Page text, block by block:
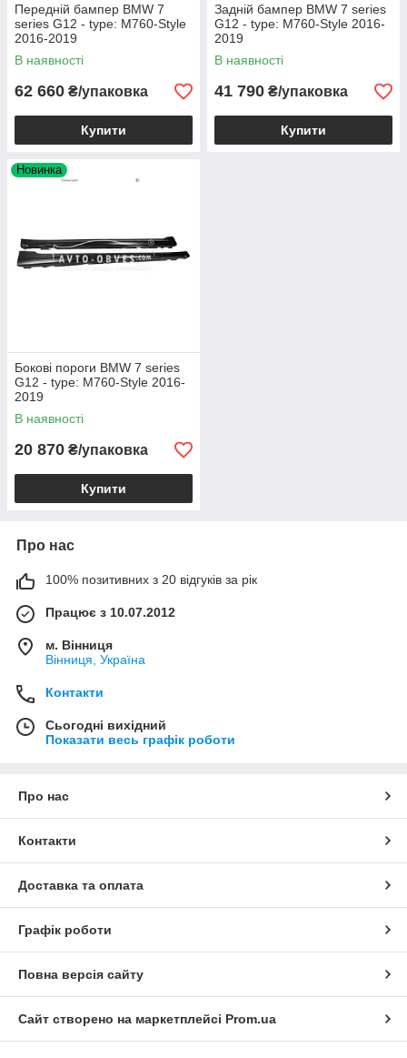
Передній бампер BMW 7
series G12 - type: M760-Style
2016-2019
В наявності
62 660 ₴/упаковка
Купити
Задній бампер BMW 7 series
G12 - type: M760-Style 2016-
2019
В наявності
41 790 ₴/упаковка
Купити
Новинка
Бокові пороги BMW 7 series
G12 - type: M760-Style 2016-
2019
В наявності
20 870 ₴/упаковка
Купити
Про нас
100% позитивних з 20 відгуків за рік
Працює з 10.07.2012
м. Вінниця
Вінниця, Україна
Контакти
Сьогодні вихідний
Показати весь графік роботи
Про нас
Контакти
Доставка та оплата
Графік роботи
Повна версія сайту
Сайт створено на маркетплейсі Prom.ua